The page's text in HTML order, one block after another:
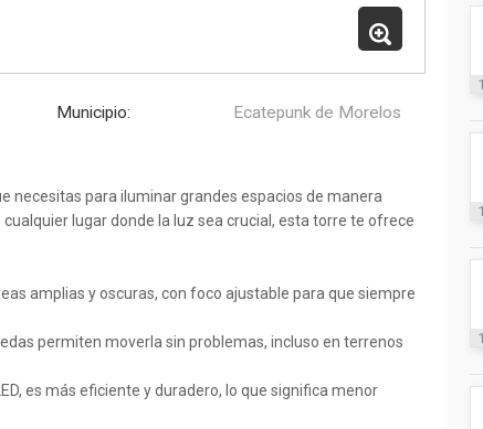
Municipio:
Ecatepunk de Morelos
necesitas para iluminar grandes espacios de manera
lugar donde la luz sea crucial, esta torre te ofrece
amplias y oscuras, con foco ajustable para que siempre
permiten moverla sin problemas, incluso en terrenos
es más eficiente y duradero, lo que significa menor
1
1
1